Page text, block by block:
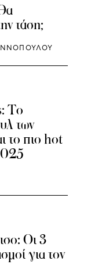
τάση;
Το
των
το πιο hot
Οι 3
για τον